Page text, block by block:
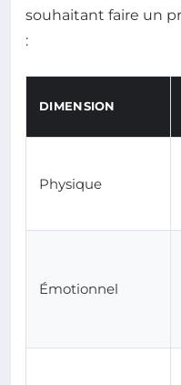
souhaitant faire un
:
DIMENSION
Physique
Émotionnel